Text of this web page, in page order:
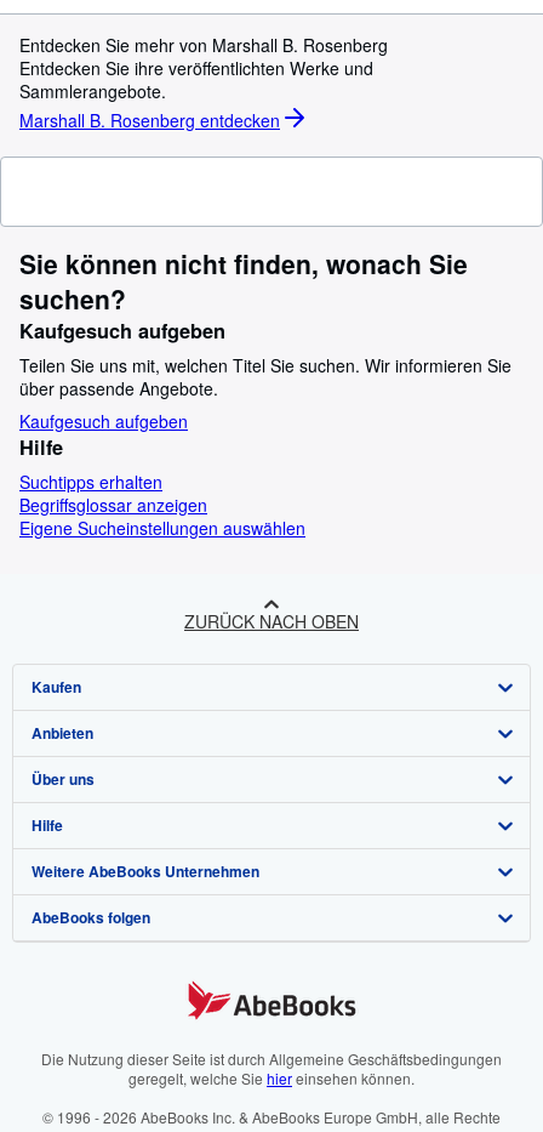
Entdecken Sie mehr von Marshall B. Rosenberg
Entdecken Sie ihre veröffentlichten Werke und
Sammlerangebote.
Marshall B. Rosenberg entdecken
Sie können nicht finden, wonach Sie
suchen?
Kaufgesuch aufgeben
Teilen Sie uns mit, welchen Titel Sie suchen. Wir informieren Sie
über passende Angebote.
Kaufgesuch aufgeben
Hilfe
Suchtipps erhalten
Begriffsglossar anzeigen
Eigene Sucheinstellungen auswählen
ZURÜCK NACH OBEN
Kaufen
Detailsuche
Sammlungen
Nutzerkonto
Meine Bestellungen
Warenkorb
Anbieten
Verkäufer werden
Partnerprogramm
Empfehlen Sie einen Verkäufer
Über uns
Über uns / Impressum
Presse
Karriere
Cookie-Hinweis
Hilfe
Hilfebereich
Kundenservice
Weitere AbeBooks Unternehmen
AbeBooks.com
AbeBooks.it
AbeBooks folgen
Die Nutzung dieser Seite ist durch Allgemeine Geschäftsbedingungen
geregelt, welche Sie hiereinsehen können.
© 1996 - 2026 AbeBooks Inc. & AbeBooks Europe GmbH, alle Rechte